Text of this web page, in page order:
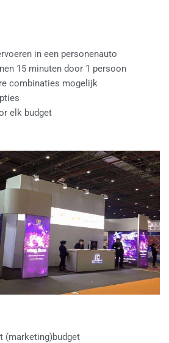
in een personenauto
15 minuten door 1 persoon
combinaties mogelijk
elk budget
(marketing)budget